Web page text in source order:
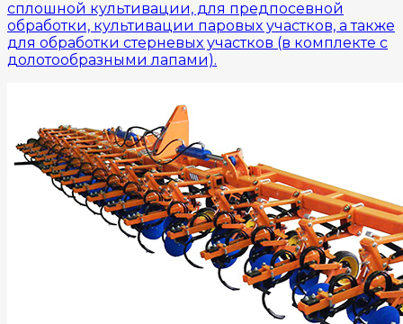
сплошной культивации, для предпосевной
обработки, культивации паровых участков, а также
для обработки стерневых участков (в комплекте с
долотообразными лапами).